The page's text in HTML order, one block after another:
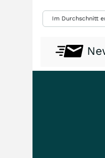
Im Durchschnitt